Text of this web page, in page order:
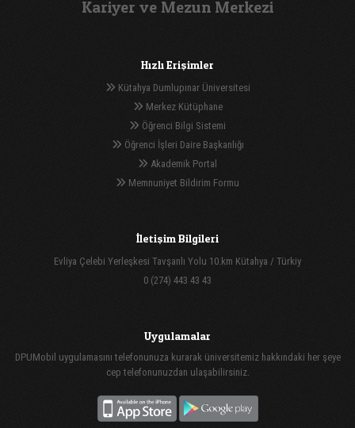
Kariyer ve Mezun Merkezi
Hızlı Erişimler
Kütahya Dumlupınar Üniversitesi
Merkez Kütüphane
Öğrenci Bilgi Sistemi
Öğrenci İşleri Daire Başkanlığı
Akademik Portal
Memnuniyet Bildirim Formu
İletişim Bilgileri
Evliya Çelebi Yerleşkesi Tavşanlı Yolu 10.km Kütahya / Türkiy
0 (274) 443 43 43
Uygulamalar
DPUMobil uygulamasını telefonunuza kurarak üniversitemiz hakkındaki her şeye
cep telefonunuzdan ulaşabilirsiniz.